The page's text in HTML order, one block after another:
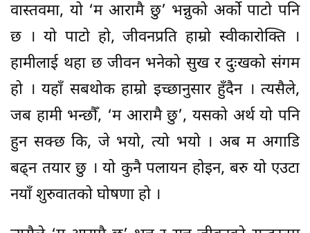
वास्तवमा, यो ‘म आरामै छु’ भन्नुको अर्को पाटो पनि
छ । यो पाटो हो, जीवनप्रति हाम्रो स्वीकारोक्ति ।
हामीलाई थहा छ जीवन भनेको सुख र दुःखको संगम
हो । यहाँ सबथोक हाम्रो इच्छानुसार हुँदैन । त्यसैले,
जब हामी भन्छौँ, ‘म आरामै छु’, यसको अर्थ यो पनि
हुन सक्छ कि, जे भयो, त्यो भयो । अब म अगाडि
बढ्न तयार छु । यो कुनै पलायन होइन, बरु यो एउटा
नयाँ शुरुवातको घोषणा हो ।